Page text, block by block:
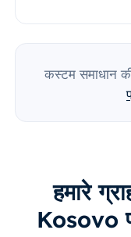
कस्टम समाधान
हमारे
Kosovo